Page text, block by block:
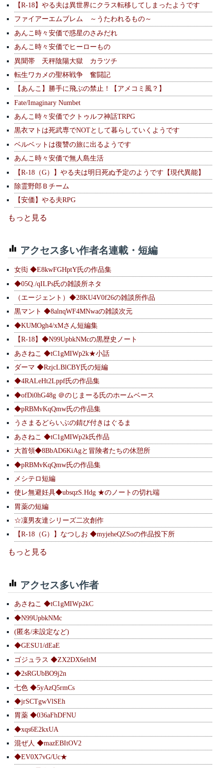
【R-18】やる夫は異世界にクラス転移してしまったようです
ファイアーエムブレム ～うたわれるもの～
あんこ時々安価で惑星のさみだれ
あんこ時々安価でヒーローもの
異聞帯 天秤陰陽大獄 カラツチ
転生ワカメの聖杯戦争 奮闘記
【あんこ】勝手に飛ぶの禁止！【アメコミ風？】
Fate/Imaginary Numbet
あんこ時々安価でクトゥルフ神話TRPG
黒衣マトは死武専でNOTとして暮らしていくようです
ベルベットは復讐の旅に出るようです
あんこ時々安価で無人島生活
【R-18（G）】やる夫は明日死ぬ予定のようです【現代異能】
除霊野郎Ｂチーム
【安価】やる夫RPG
もっと見る
アクセス多い作者名連載・短編
女衒 ◆E8kwFGHptY氏の作品集
◆05Q./qILPs氏の雑談所ネタ
（エージェント）◆28KU4V0f26の雑談所作品
黒マント ◆8alnqWF4MNwaの雑談次元
◆KUMOgh4/xMさん短編集
【R-18】◆N99UpbkNMcの黒歴史ノート
あさねこ ◆tC1gMIWp2k★小話
ダーマ ◆RzjcLBlCBY氏の短編
◆4RALeHt2Lppf氏の作品集
◆ofDi0hG48g ＠のじまーる氏のホームベース
◆pRBMvKqQmw氏の作品集
うさまるどらいぶの錆び付きはぐるま
あさねこ ◆tC1gMIWp2k氏作品
大首領◆8BbAD6KiAgと冒険者たちの休憩所
◆pRBMvKqQmw氏の作品集
メシテロ短編
使レ無避妊具◆ubsqzS.Hdg ★のノートの切れ端
胃薬の短編
☆凜男友達シリーズ二次創作
【R-18（G）】なつしお ◆myjeheQZSoの作品投下所
もっと見る
アクセス多い作者
あさねこ ◆tC1gMIWp2kC
◆N99UpbkNMc
(匿名/未設定など)
◆GESU1/dEaE
ゴジュラス ◆ZX2DX6eltM
◆2sRGUbBO9j2n
七色 ◆5yAzQ5rmCs
◆jrSCTgwVlSEh
胃薬 ◆036aFhDFNU
◆xqs6E2kxUA
混ぜ人 ◆mazEBItOV2
◆EV0X7vG/Uc★